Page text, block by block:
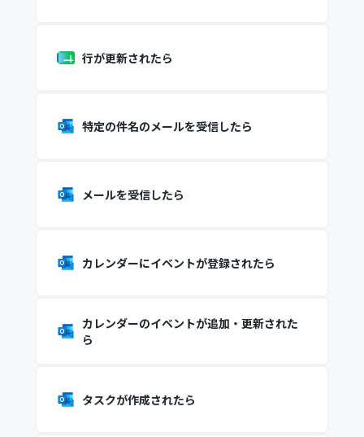
行が更新されたら
特定の件名のメールを受信したら
メールを受信したら
カレンダーにイベントが登録されたら
カレンダーのイベントが追加・更新された
ら
タスクが作成されたら